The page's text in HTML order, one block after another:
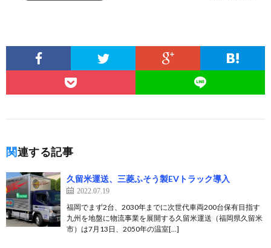
関連する記事
久留米運送、三菱ふそう製EVトラック導入
2022.07.19
福岡でまず2台、2030年までに次世代車両200台保有目指す
九州を地盤に物流事業を展開する久留米運送（福岡県久留米
市）は7月13日、2050年の温室[…]